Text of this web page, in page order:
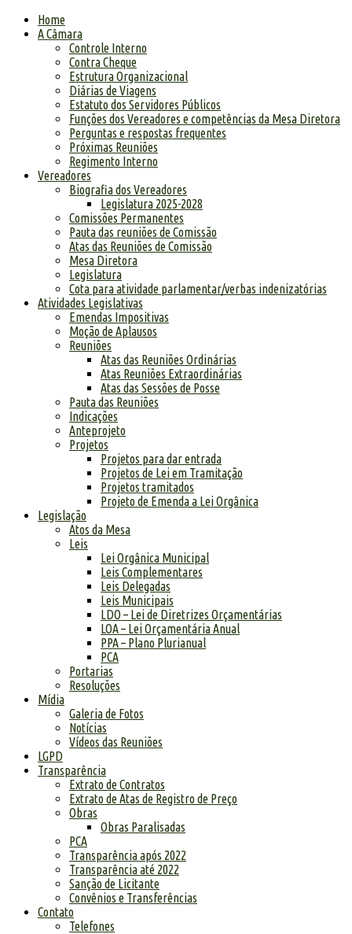
Home
A Câmara
Controle Interno
Contra Cheque
Estrutura Organizacional
Diárias de Viagens
Estatuto dos Servidores Públicos
Funções dos Vereadores e competências da Mesa Diretora
Perguntas e respostas frequentes
Próximas Reuniões
Regimento Interno
Vereadores
Biografia dos Vereadores
Legislatura 2025-2028
Comissões Permanentes
Pauta das reuniões de Comissão
Atas das Reuniões de Comissão
Mesa Diretora
Legislatura
Cota para atividade parlamentar/verbas indenizatórias
Atividades Legislativas
Emendas Impositivas
Moção de Aplausos
Reuniões
Atas das Reuniões Ordinárias
Atas Reuniões Extraordinárias
Atas das Sessões de Posse
Pauta das Reuniões
Indicações
Anteprojeto
Projetos
Projetos para dar entrada
Projetos de Lei em Tramitação
Projetos tramitados
Projeto de Emenda a Lei Orgânica
Legislação
Atos da Mesa
Leis
Lei Orgânica Municipal
Leis Complementares
Leis Delegadas
Leis Municipais
LDO – Lei de Diretrizes Orçamentárias
LOA – Lei Orçamentária Anual
PPA – Plano Plurianual
PCA
Portarias
Resoluções
Mídia
Galeria de Fotos
Notícias
Vídeos das Reuniões
LGPD
Transparência
Extrato de Contratos
Extrato de Atas de Registro de Preço
Obras
Obras Paralisadas
PCA
Transparência após 2022
Transparência até 2022
Sanção de Licitante
Convênios e Transferências
Contato
Telefones